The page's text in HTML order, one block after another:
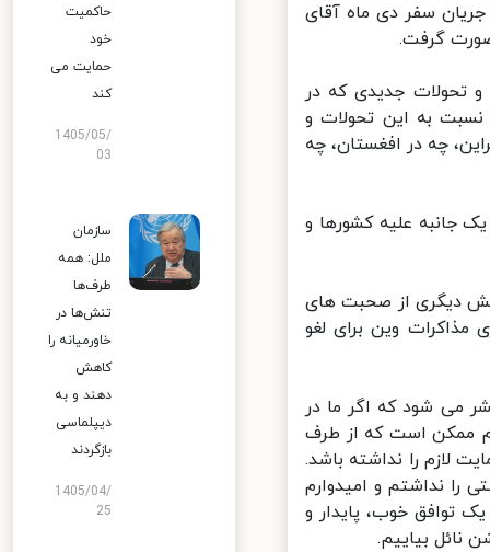
سفر دی ماه آقای
گرفت.
تحولات جدیدی که در
به این تحولات و
چه در افغستان، چه
جانبه علیه کشورها و
دیگری از صحبت های
وین برای لغو
می شود که اگر ما در
ممکن است که از طرف
لازم را نداشته باشد.
نداشتم و امیدوارم
خوب، پایدار و
بیاییم.
حاکمیت
خود
حمایت می
کند
1405/05/
03
سازمان
ملل: همه
طرف‌ها
تنش‌ها در
خاورمیانه را
کاهش
دهند و به
دیپلماسی
بازگردند
1405/04/
25